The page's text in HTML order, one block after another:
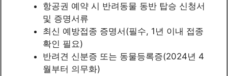
항공권 예약 시 반려동물 동반 탑승 신청서
및 증명서류
최신 예방접종 증명서(필수, 1년 이내 접종
확인 필요)
반려견 신분증 또는 동물등록증(2024년 4
월부터 의무화)